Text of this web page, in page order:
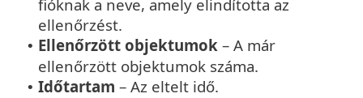
fióknak a neve, amely elindította az
ellenőrzést.
• Ellenőrzött objektumok – A már
ellenőrzött objektumok száma.
• Időtartam – Az eltelt idő.